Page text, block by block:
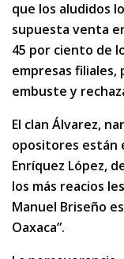
que los aludidos
supuesta venta
45 por ciento de
empresas
embuste y
El clan Álvarez,
opositores están
Enríquez López,
los más reacios
Manuel Briseño
Oaxaca”.